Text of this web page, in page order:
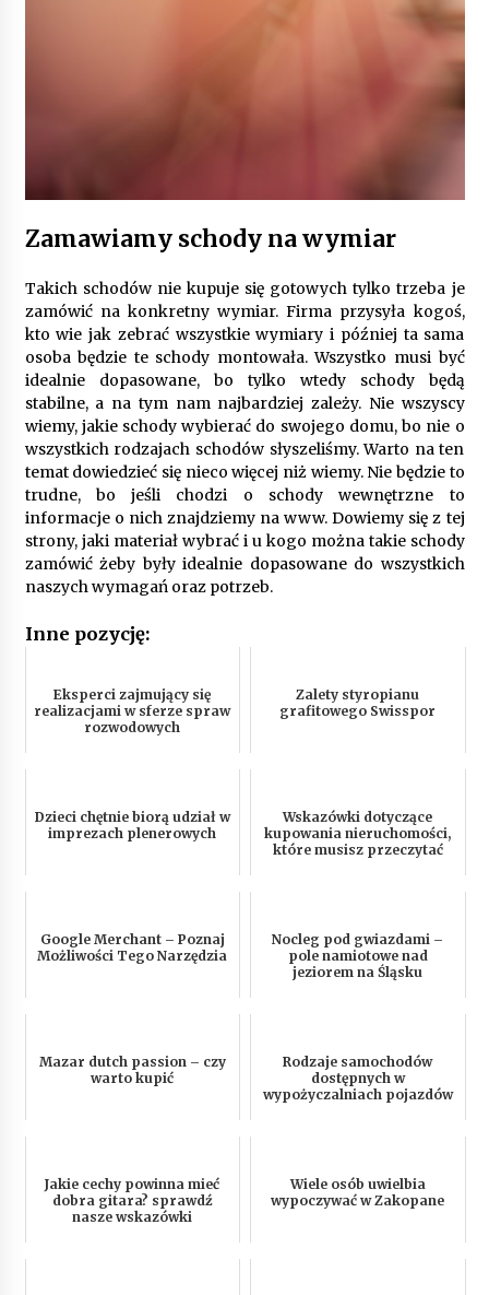
Zamawiamy schody na wymiar
Takich schodów nie kupuje się gotowych tylko trzeba je
zamówić na konkretny wymiar. Firma przysyła kogoś,
kto wie jak zebrać wszystkie wymiary i później ta sama
osoba będzie te schody montowała. Wszystko musi być
idealnie dopasowane, bo tylko wtedy schody będą
stabilne, a na tym nam najbardziej zależy. Nie wszyscy
wiemy, jakie schody wybierać do swojego domu, bo nie o
wszystkich rodzajach schodów słyszeliśmy. Warto na ten
temat dowiedzieć się nieco więcej niż wiemy. Nie będzie to
trudne, bo jeśli chodzi o schody wewnętrzne to
informacje o nich znajdziemy na www. Dowiemy się z tej
strony, jaki materiał wybrać i u kogo można takie schody
zamówić żeby były idealnie dopasowane do wszystkich
naszych wymagań oraz potrzeb.
Inne pozycję:
Eksperci zajmujący się
realizacjami w sferze spraw
rozwodowych
Zalety styropianu
grafitowego Swisspor
Dzieci chętnie biorą udział w
imprezach plenerowych
Wskazówki dotyczące
kupowania nieruchomości,
które musisz przeczytać
Google Merchant – Poznaj
Możliwości Tego Narzędzia
Nocleg pod gwiazdami –
pole namiotowe nad
jeziorem na Śląsku
Mazar dutch passion – czy
warto kupić
Rodzaje samochodów
dostępnych w
wypożyczalniach pojazdów
Jakie cechy powinna mieć
dobra gitara? sprawdź
nasze wskazówki
Wiele osób uwielbia
wypoczywać w Zakopane